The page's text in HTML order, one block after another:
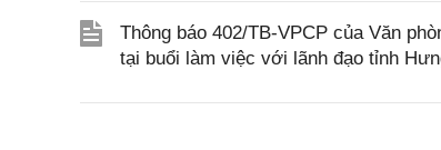
Thông báo 402/TB-VPCP của Văn
tại buổi làm việc với lãnh đạo tỉnh